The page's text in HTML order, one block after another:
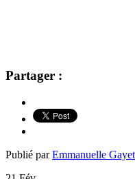
Partager :
Publié parEmmanuelle Gayet